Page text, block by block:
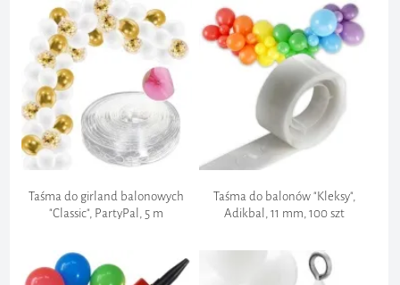
Szyfrowanie Danych:
Ochrona przed oszustwami:
Taśma do girland balonowych
"Classic", PartyPal, 5 m
Taśma do balonów "Kleksy",
Adikbal, 11 mm, 100 szt